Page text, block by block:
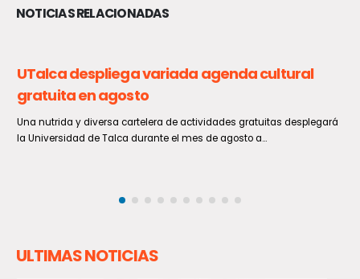
NOTICIAS RELACIONADAS
Curepto se prepara para una nueva versión
de la tradicional Fiesta del Camarón
Todo está listo y dispuesto en la comuna de Curepto para vivir una
jornada imperdible este próximo sábado 8...
ULTIMAS NOTICIAS